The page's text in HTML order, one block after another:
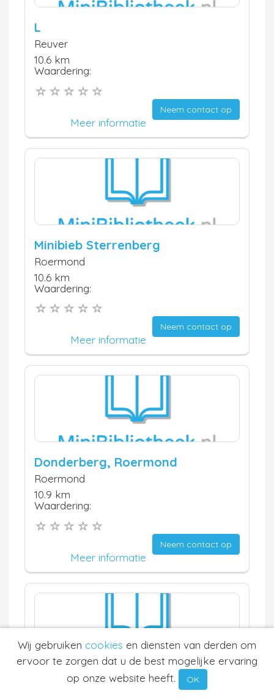
L
Reuver
10.6 km
Waardering:
Neem contact op
Meer informatie
Minibieb Sterrenberg
Roermond
10.6 km
Waardering:
Neem contact op
Meer informatie
Donderberg, Roermond
Roermond
10.9 km
Waardering:
Neem contact op
Meer informatie
HEMA Reuver
Wij gebruiken cookies en diensten van derden om
ervoor te zorgen dat u de best mogelijke ervaring
op onze website heeft.
OK